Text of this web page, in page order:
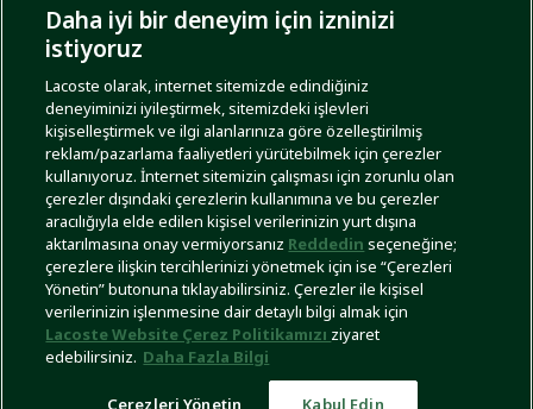
ÖDEME SEÇENEKLERİ
KARGO SEÇENEKLERİ
İşlem RehberiSite HaritasıKullanım ŞartlarıGizlilik Politikası
Daha iyi bir deneyim için izninizi
istiyoruz
Lacoste olarak, internet sitemizde edindiğiniz
deneyiminizi iyileştirmek, sitemizdeki işlevleri
kişiselleştirmek ve ilgi alanlarınıza göre özelleştirilmiş
reklam/pazarlama faaliyetleri yürütebilmek için çerezler
kullanıyoruz. İnternet sitemizin çalışması için zorunlu olan
çerezler dışındaki çerezlerin kullanımına ve bu çerezler
aracılığıyla elde edilen kişisel verilerinizin yurt dışına
aktarılmasına onay vermiyorsanız Reddedin seçeneğine;
çerezlere ilişkin tercihlerinizi yönetmek için ise “Çerezleri
Yönetin” butonuna tıklayabilirsiniz. Çerezler ile kişisel
verilerinizin işlenmesine dair detaylı bilgi almak için
Lacoste Website Çerez Politikamızı ziyaret
edebilirsiniz. Daha Fazla Bilgi
Çerezleri Yönetin Kabul Edin